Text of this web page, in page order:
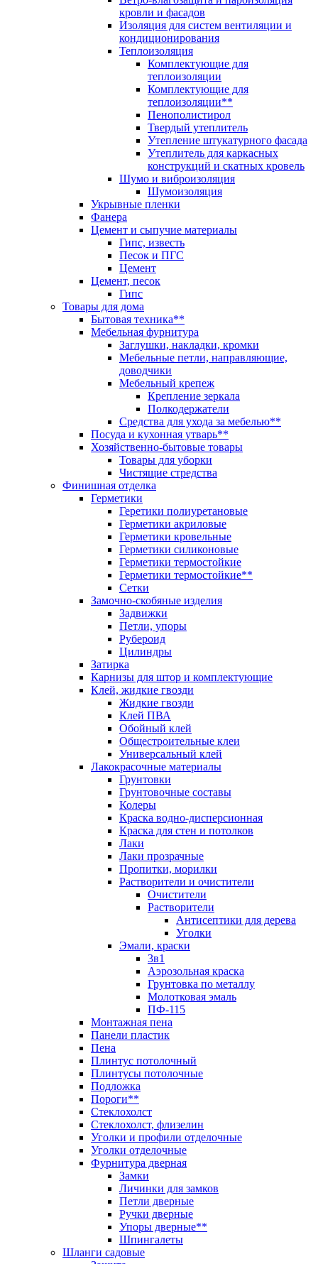
кровли и фасадов
Изоляция для систем вентиляции и
кондиционирования
Теплоизоляция
Комплектующие для
теплоизоляции
Комплектующие для
теплоизоляции**
Пенополистирол
Твердый утеплитель
Утепление штукатурного фасада
Утеплитель для каркасных
конструкций и скатных кровель
Шумо и виброизоляция
Шумоизоляция
Укрывные пленки
Фанера
Цемент и сыпучие материалы
Гипс, известь
Песок и ПГС
Цемент
Цемент, песок
Гипс
Товары для дома
Бытовая техника**
Мебельная фурнитура
Заглушки, накладки, кромки
Мебельные петли, направляющие,
доводчики
Мебельный крепеж
Крепление зеркала
Полкодержатели
Средства для ухода за мебелью**
Посуда и кухонная утварь**
Хозяйственно-бытовые товары
Товары для уборки
Чистящие стредства
Финишная отделка
Герметики
Геретики полиуретановые
Герметики акриловые
Герметики кровельные
Герметики силиконовые
Герметики термостойкие
Герметики термостойкие**
Сетки
Замочно-скобяные изделия
Задвижки
Петли, упоры
Рубероид
Цилиндры
Затирка
Карнизы для штор и комплектующие
Клей, жидкие гвозди
Жидкие гвозди
Клей ПВА
Обойный клей
Общестроительные клеи
Универсальный клей
Лакокрасочные материалы
Грунтовки
Грунтовочные составы
Колеры
Краска водно-дисперсионная
Краска для стен и потолков
Лаки
Лаки прозрачные
Пропитки, морилки
Растворители и очистители
Очистители
Растворители
Антисептики для дерева
Уголки
Эмали, краски
3в1
Аэрозольная краска
Грунтовка по металлу
Молотковая эмаль
ПФ-115
Монтажная пена
Панели пластик
Пена
Плинтус потолочный
Плинтусы потолочные
Подложка
Пороги**
Стеклохолст
Стеклохолст, флизелин
Уголки и профили отделочные
Уголки отделочные
Фурнитура дверная
Замки
Личинки для замков
Петли дверные
Ручки дверные
Упоры дверные**
Шпингалеты
Шланги садовые